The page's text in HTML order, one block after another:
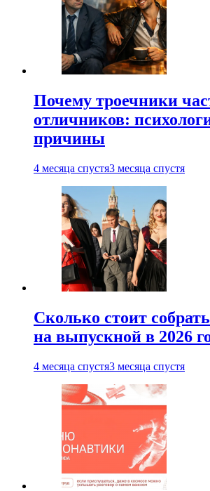
Почему троечники
отличников:
причины
4 месяца спустя3 месяца спустя
Сколько стоит
на выпускной в 2026
4 месяца спустя3 месяца спустя